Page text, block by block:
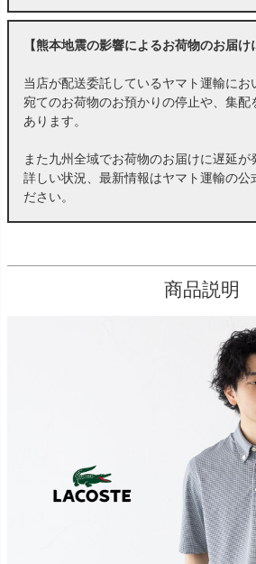
【熊本地震の影響によるお荷物のお届け
当店が配送委託しているヤマト運輸にお
宛てのお荷物のお預かりの停止や、集配
あります。
また九州全域でお荷物のお届けに遅延が
詳しい状況、最新情報はヤマト運輸の公
ださい。
商品説明